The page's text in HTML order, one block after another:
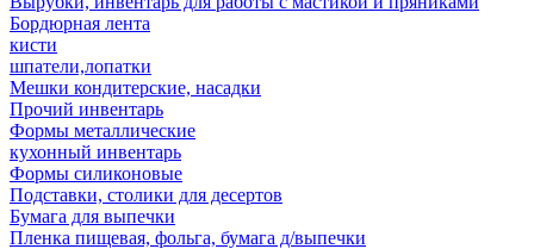
Бордюрная лента
кисти
шпатели,лопатки
Мешки кондитерские, насадки
Прочий инвентарь
Формы металлические
кухонный инвентарь
Формы силиконовые
Подставки, столики для десертов
Бумага для выпечки
Пленка пищевая, фольга, бумага д/выпечки